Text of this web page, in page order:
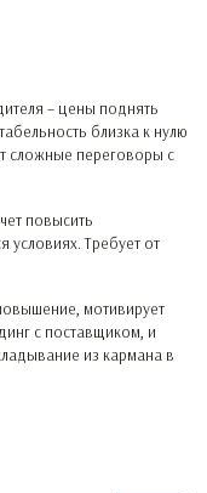
– цены поднять
близка к нулю
сложные переговоры с
повысить
условиях. Требует от
мотивирует
с поставщиком, и
из кармана в